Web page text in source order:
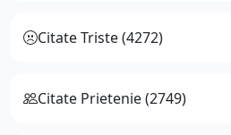
Citate Triste (4272)
Citate Prietenie (2749)